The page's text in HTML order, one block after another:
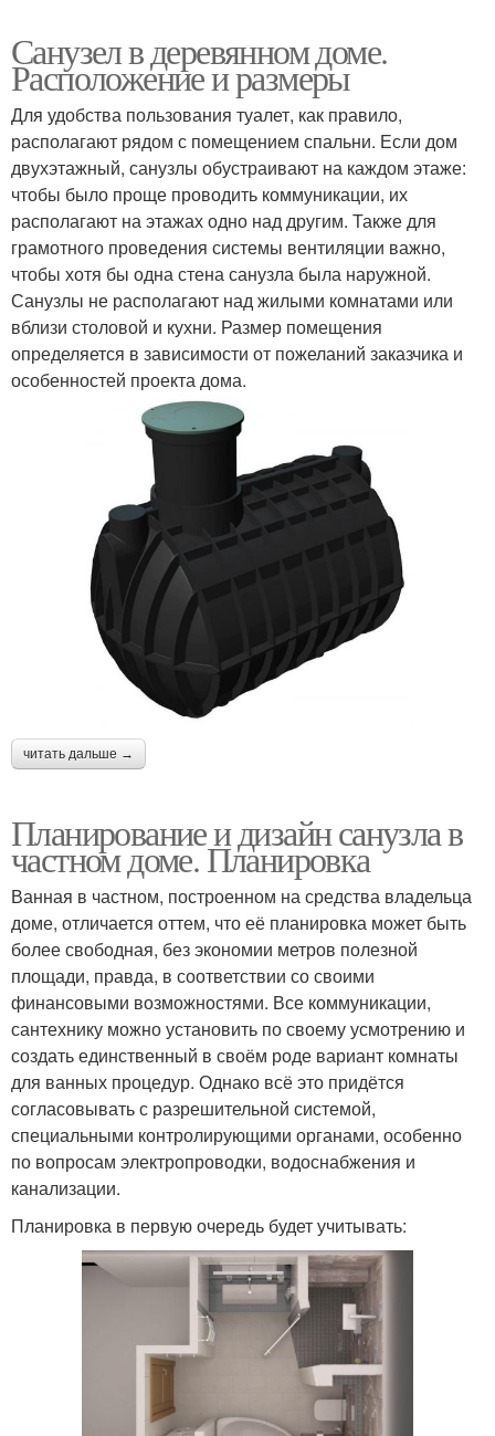
Санузел в деревянном доме.
Расположение и размеры
Для удобства пользования туалет, как правило,
располагают рядом с помещением спальни. Если дом
двухэтажный, санузлы обустраивают на каждом этаже:
чтобы было проще проводить коммуникации, их
располагают на этажах одно над другим. Также для
грамотного проведения системы вентиляции важно,
чтобы хотя бы одна стена санузла была наружной.
Санузлы не располагают над жилыми комнатами или
вблизи столовой и кухни. Размер помещения
определяется в зависимости от пожеланий заказчика и
особенностей проекта дома.
читать дальше →
Планирование и дизайн санузла в
частном доме. Планировка
Ванная в частном, построенном на средства владельца
доме, отличается оттем, что её планировка может быть
более свободная, без экономии метров полезной
площади, правда, в соответствии со своими
финансовыми возможностями. Все коммуникации,
сантехнику можно установить по своему усмотрению и
создать единственный в своём роде вариант комнаты
для ванных процедур. Однако всё это придётся
согласовывать с разрешительной системой,
специальными контролирующими органами, особенно
по вопросам электропроводки, водоснабжения и
канализации.
Планировка в первую очередь будет учитывать: